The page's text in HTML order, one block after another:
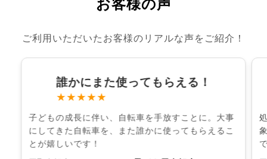
お客様の声
ご利用いただいたお客様のリアルな声をご紹介！
誰かにまた使ってもらえる！
★★★★★
子どもの成長に伴い、自転車を手放すことに。大事
にしてきた自転車を、また誰かに使ってもらえるこ
とが嬉しいです！